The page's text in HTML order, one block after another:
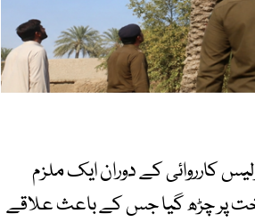
کے دوران ایک ملزم
فٹ بلند کھجور کے درخت پر چڑھ گیا جس کے باعث علاقے